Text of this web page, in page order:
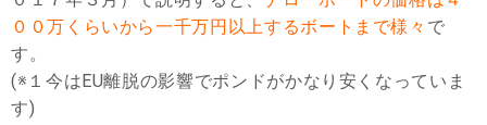
００万くらいから一千万円以上するボートまで様々 で
す。
(※１今はEU離脱の影響でポンドがかなり安くなっていま
す)